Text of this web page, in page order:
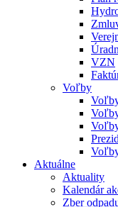
VZN
Voľby
Aktuálne
Aktuality
Kalendár
Zber